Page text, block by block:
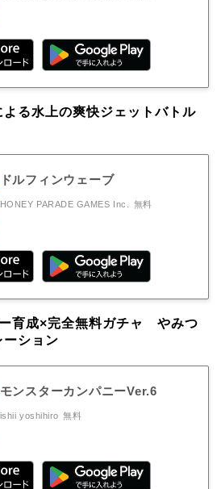
よる水上の爽快ジェットバトル
ドルフィンウェーブ
HONEY PARADE GAMES Inc. 無料
育成×完全無料ガチャ やみつ
ーション
モンスターカンパニーVer.6
ishii yoshihiro 無料